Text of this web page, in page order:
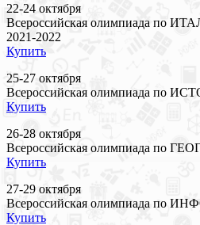
22-24 октября
Всероссийская олимпиада по
2021-2022
Купить
25-27 октября
Всероссийская олимпиада по
Купить
26-28 октября
Всероссийская олимпиада по
Купить
27-29 октября
Всероссийская олимпиада по
Купить